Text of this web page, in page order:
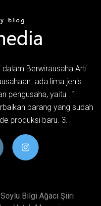
Berwirausaha Arti
ada lima jenis
pengusaha, yaitu : 1.
barang yang sudah
produksi baru. 3.
Soylu Bilgi Ağacı Şiiri